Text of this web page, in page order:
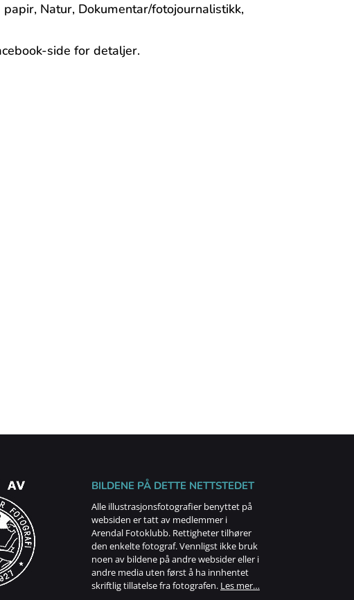
Natur, Dokumentar/fotojournalistikk,
side for detaljer.
BILDENE PÅ DETTE NETTSTEDET
Alle illustrasjonsfotografier benyttet på
websiden er tatt av medlemmer i
Arendal Fotoklubb. Rettigheter tilhører
den enkelte fotograf. Vennligst ikke bruk
noen av bildene på andre websider eller i
andre media uten først å ha innhentet
skriftlig tillatelse fra fotografen. Les mer…